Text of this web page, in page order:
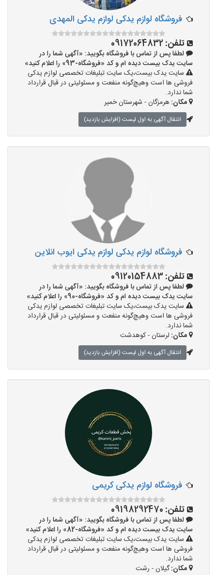
فروشگاه لوازم یدکی لوازم یدکی المهدی
تلفن:09172064832
لطفا پس از تماس با فروشگاه بگویید: «آگهی شما را در
سایت یدک بیست دیده ام و کد «فروشگاه-93» را اعلام کنید»
سایت یدک بیست،یک سایت تبلیغات تخصصی لوازم یدکی
فروشی ها است وهیچ‌گونه منفعت و مسئولیتی در قبال قرارداد
شما ندارد.
مکان:هرمزگان - شهرستان خمیر
انتقال آگهی به اول لیست (افزایش بازدید)
فروشگاه لوازم یدکی لوازم یدکی ایوب انلاین
تلفن:09120154883
لطفا پس از تماس با فروشگاه بگویید: «آگهی شما را در
سایت یدک بیست دیده ام و کد «فروشگاه-90» را اعلام کنید»
سایت یدک بیست،یک سایت تبلیغات تخصصی لوازم یدکی
فروشی ها است وهیچ‌گونه منفعت و مسئولیتی در قبال قرارداد
شما ندارد.
مکان: لرستان - کوهدشت
انتقال آگهی به اول لیست (افزایش بازدید)
فروشگاه لوازم یدکی کریمی
تلفن: 09198292470
لطفا پس از تماس با فروشگاه بگویید: «آگهی شما را در
سایت یدک بیست دیده ام و کد «فروشگاه-82» را اعلام کنید»
سایت یدک بیست،یک سایت تبلیغات تخصصی لوازم یدکی
فروشی ها است وهیچ‌گونه منفعت و مسئولیتی در قبال قرارداد
شما ندارد.
مکان:گیلان - رشت